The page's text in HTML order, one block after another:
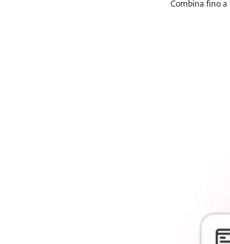
Combina fino a